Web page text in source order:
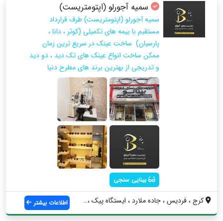
سمیه آجورلو (اپتومتریست)
سمیه آجورلو (اپتومتریست) طرف قرارداد
مستقیم با بیمه های تکمیلی (کوثر ، دانا ،
پارسیان) ساخت عینک در سریع ترین زمان
ممکن ساخت انواع عینک های تک دید ، دو دید
و تدریجی از بهترین برند های مطرح دنیا
بینایی سنجی
کرج ، فردیس ، جاده ملارد ، ایستگاه پیک ،... اطلاعات بیشتر